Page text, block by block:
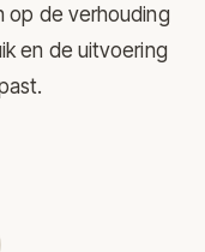
op de verhouding
en de uitvoering